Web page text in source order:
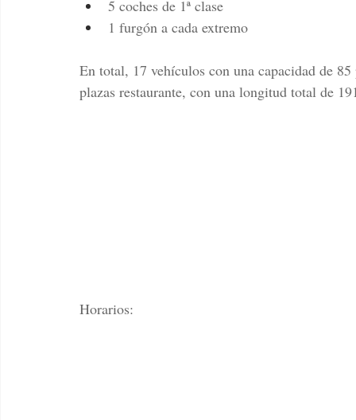
5 coches de 1ª clase
1 furgón a cada extremo
En total, 17 vehículos con una capacidad de
plazas restaurante, con una longitud total de
Horarios: